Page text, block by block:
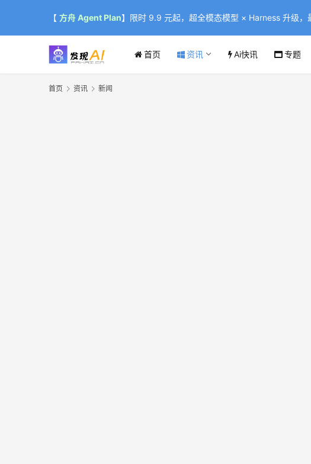
【 方舟 Agent Plan】限时 9.9 元起，超全模态模型 × Harness 升级
首页 资讯 Ai快讯 专题
首页 资讯 新闻